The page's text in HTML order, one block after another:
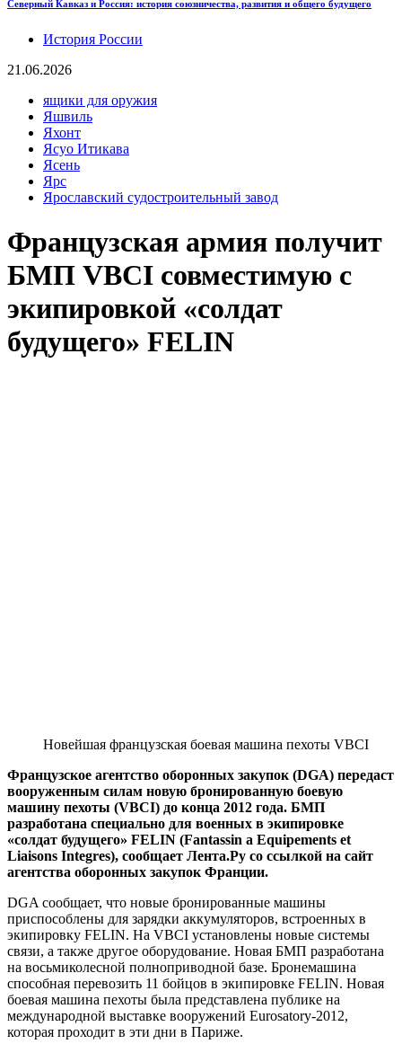
Северный Кавказ и Россия: история союзничества, развития и общего будущего
История России
21.06.2026
ящики для оружия
Яшвиль
Яхонт
Ясуо Итикава
Ясень
Ярс
Ярославский судостроительный завод
Французская армия получит
БМП VBCI совместимую с
экипировкой «солдат
будущего» FELIN
Новейшая французская боевая машина пехоты VBCI
Французское агентство оборонных закупок (DGA) передаст
вооруженным силам новую бронированную боевую
машину пехоты (VBCI) до конца 2012 года. БМП
разработана специально для военных в экипировке
«солдат будущего» FELIN (Fantassin a Equipements et
Liaisons Integres), сообщает Лента.Ру со ссылкой на сайт
агентства оборонных закупок Франции.
DGA сообщает, что новые бронированные машины
приспособлены для зарядки аккумуляторов, встроенных в
экипировку FELIN. На VBCI установлены новые системы
связи, а также другое оборудование. Новая БМП разработана
на восьмиколесной полноприводной базе. Бронемашина
способная перевозить 11 бойцов в экипировке FELIN. Новая
боевая машина пехоты была представлена публике на
международной выставке вооружений Eurosatory-2012,
которая проходит в эти дни в Париже.